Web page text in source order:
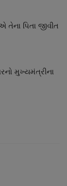
તેના પિતા જીવીત
મુખ્યમંત્રીના